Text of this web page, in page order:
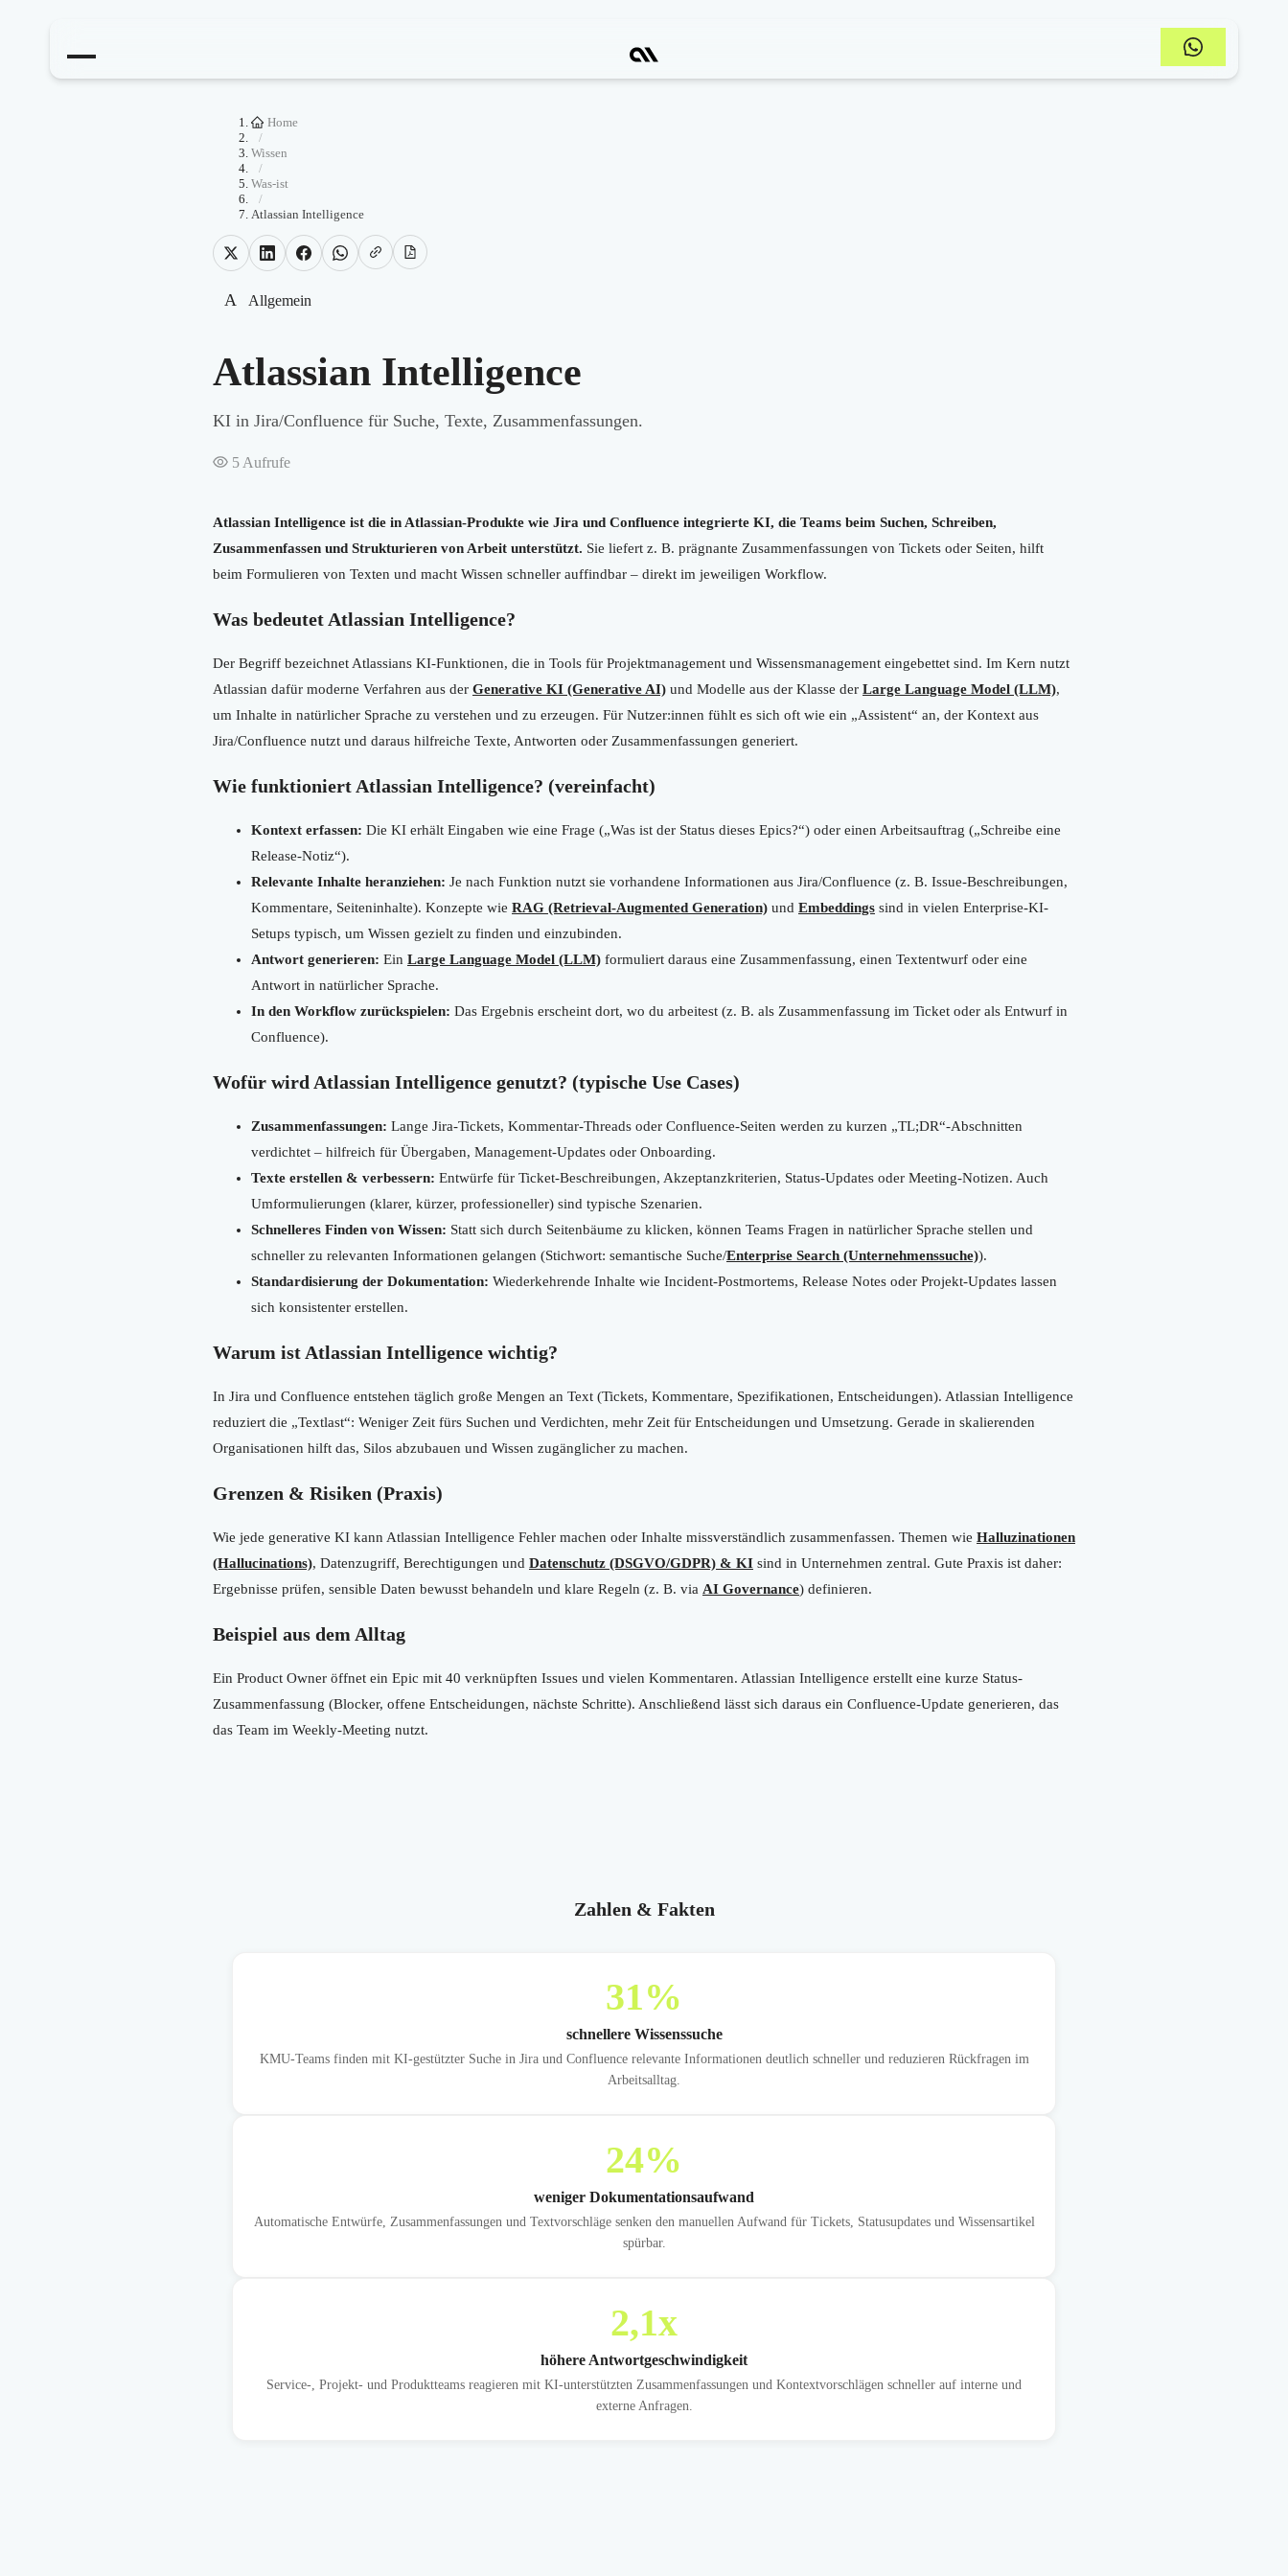
Home
/
Wissen
/
Was-ist
/
Atlassian Intelligence
A Allgemein
Atlassian Intelligence
KI in Jira/Confluence für Suche, Texte, Zusammenfassungen.
5 Aufrufe
Atlassian Intelligence ist die in Atlassian-Produkte wie Jira und Confluence integrierte KI, die Teams beim Suchen, Schreiben,
Zusammenfassen und Strukturieren von Arbeit unterstützt. Sie liefert z. B. prägnante Zusammenfassungen von Tickets oder Seiten, hilft
beim Formulieren von Texten und macht Wissen schneller auffindbar – direkt im jeweiligen Workflow.
Was bedeutet Atlassian Intelligence?
Der Begriff bezeichnet Atlassians KI-Funktionen, die in Tools für Projektmanagement und Wissensmanagement eingebettet sind. Im Kern nutzt
Atlassian dafür moderne Verfahren aus der Generative KI (Generative AI) und Modelle aus der Klasse der Large Language Model (LLM),
um Inhalte in natürlicher Sprache zu verstehen und zu erzeugen. Für Nutzer:innen fühlt es sich oft wie ein „Assistent“ an, der Kontext aus
Jira/Confluence nutzt und daraus hilfreiche Texte, Antworten oder Zusammenfassungen generiert.
Wie funktioniert Atlassian Intelligence? (vereinfacht)
Kontext erfassen: Die KI erhält Eingaben wie eine Frage („Was ist der Status dieses Epics?“) oder einen Arbeitsauftrag („Schreibe eine
Release-Notiz“).
Relevante Inhalte heranziehen: Je nach Funktion nutzt sie vorhandene Informationen aus Jira/Confluence (z. B. Issue-Beschreibungen,
Kommentare, Seiteninhalte). Konzepte wie RAG (Retrieval-Augmented Generation) und Embeddings sind in vielen Enterprise-KI-
Setups typisch, um Wissen gezielt zu finden und einzubinden.
Antwort generieren: Ein Large Language Model (LLM) formuliert daraus eine Zusammenfassung, einen Textentwurf oder eine
Antwort in natürlicher Sprache.
In den Workflow zurückspielen: Das Ergebnis erscheint dort, wo du arbeitest (z. B. als Zusammenfassung im Ticket oder als Entwurf in
Confluence).
Wofür wird Atlassian Intelligence genutzt? (typische Use Cases)
Zusammenfassungen: Lange Jira-Tickets, Kommentar-Threads oder Confluence-Seiten werden zu kurzen „TL;DR“-Abschnitten
verdichtet – hilfreich für Übergaben, Management-Updates oder Onboarding.
Texte erstellen & verbessern: Entwürfe für Ticket-Beschreibungen, Akzeptanzkriterien, Status-Updates oder Meeting-Notizen. Auch
Umformulierungen (klarer, kürzer, professioneller) sind typische Szenarien.
Schnelleres Finden von Wissen: Statt sich durch Seitenbäume zu klicken, können Teams Fragen in natürlicher Sprache stellen und
schneller zu relevanten Informationen gelangen (Stichwort: semantische Suche/Enterprise Search (Unternehmenssuche)).
Standardisierung der Dokumentation: Wiederkehrende Inhalte wie Incident-Postmortems, Release Notes oder Projekt-Updates lassen
sich konsistenter erstellen.
Warum ist Atlassian Intelligence wichtig?
In Jira und Confluence entstehen täglich große Mengen an Text (Tickets, Kommentare, Spezifikationen, Entscheidungen). Atlassian Intelligence
reduziert die „Textlast“: Weniger Zeit fürs Suchen und Verdichten, mehr Zeit für Entscheidungen und Umsetzung. Gerade in skalierenden
Organisationen hilft das, Silos abzubauen und Wissen zugänglicher zu machen.
Grenzen & Risiken (Praxis)
Wie jede generative KI kann Atlassian Intelligence Fehler machen oder Inhalte missverständlich zusammenfassen. Themen wie Halluzinationen
(Hallucinations), Datenzugriff, Berechtigungen und Datenschutz (DSGVO/GDPR) & KI sind in Unternehmen zentral. Gute Praxis ist daher:
Ergebnisse prüfen, sensible Daten bewusst behandeln und klare Regeln (z. B. via AI Governance) definieren.
Beispiel aus dem Alltag
Ein Product Owner öffnet ein Epic mit 40 verknüpften Issues und vielen Kommentaren. Atlassian Intelligence erstellt eine kurze Status-
Zusammenfassung (Blocker, offene Entscheidungen, nächste Schritte). Anschließend lässt sich daraus ein Confluence-Update generieren, das
das Team im Weekly-Meeting nutzt.
Zahlen & Fakten
31%
schnellere Wissenssuche
KMU-Teams finden mit KI-gestützter Suche in Jira und Confluence relevante Informationen deutlich schneller und reduzieren Rückfragen im
Arbeitsalltag.
24%
weniger Dokumentationsaufwand
Automatische Entwürfe, Zusammenfassungen und Textvorschläge senken den manuellen Aufwand für Tickets, Statusupdates und Wissensartikel
spürbar.
2,1x
höhere Antwortgeschwindigkeit
Service-, Projekt- und Produktteams reagieren mit KI-unterstützten Zusammenfassungen und Kontextvorschlägen schneller auf interne und
externe Anfragen.